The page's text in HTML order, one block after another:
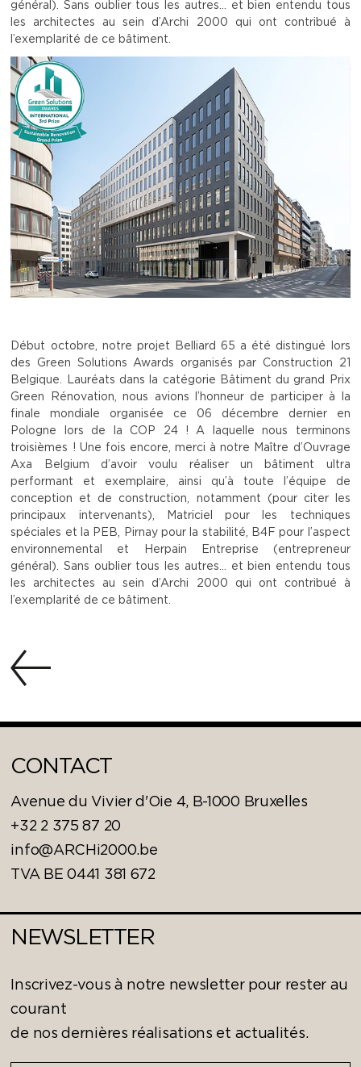
général). Sans oublier tous les autres… et bien entendu tous
les architectes au sein d’Archi 2000 qui ont contribué à
l’exemplarité de ce bâtiment.
Début octobre, notre projet Belliard 65 a été distingué lors
des Green Solutions Awards organisés par Construction 21
Belgique. Lauréats dans la catégorie Bâtiment du grand Prix
Green Rénovation, nous avions l’honneur de participer à la
finale mondiale organisée ce 06 décembre dernier en
Pologne lors de la COP 24 ! A laquelle nous terminons
troisièmes ! Une fois encore, merci à notre Maître d’Ouvrage
Axa Belgium d’avoir voulu réaliser un bâtiment ultra
performant et exemplaire, ainsi qu’à toute l’équipe de
conception et de construction, notamment (pour citer les
principaux intervenants), Matriciel pour les techniques
spéciales et la PEB, Pirnay pour la stabilité, B4F pour l’aspect
environnemental et Herpain Entreprise (entrepreneur
général). Sans oublier tous les autres… et bien entendu tous
les architectes au sein d’Archi 2000 qui ont contribué à
l’exemplarité de ce bâtiment.
CONTACT
Avenue du Vivier d'Oie 4, B-1000 Bruxelles
+32 2 375 87 20
info@ARCHi2000.be
TVA BE 0441 381 672
NEWSLETTER
Inscrivez-vous à notre newsletter pour rester au
courant
de nos dernières réalisations et actualités.